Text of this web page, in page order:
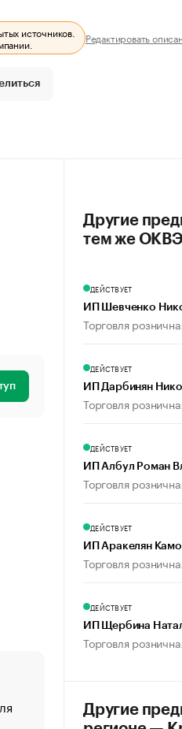
источников.
Редактировать
«От спорта тело
создавшей GTA
Другие
тем же
ДЕЙСТВУЕТ
ИП Шевченко
Торговля
ДЕЙСТВУЕТ
ИП Дарбинян
Торговля
ДЕЙСТВУЕТ
ИП Албул Роман
Торговля
ДЕЙСТВУЕТ
ИП Аракелян
Торговля
ДЕЙСТВУЕТ
ИП Щербина
Торговля
Другие